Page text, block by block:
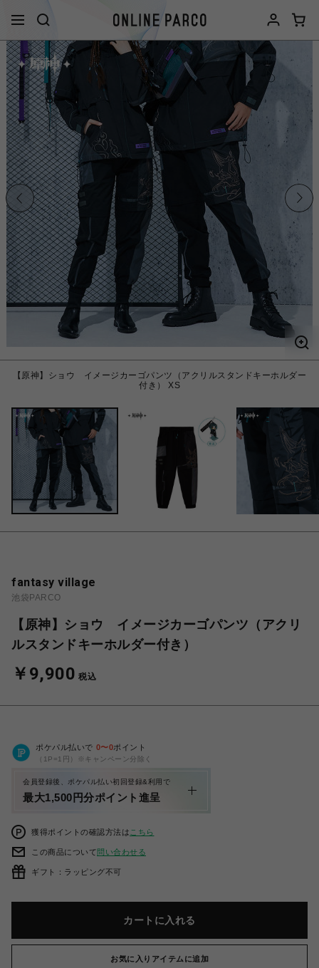
【原神】ショウ イメージカーゴパンツ（アクリルスタンドキーホルダー
付き） XS
fantasy village
池袋PARCO
【原神】ショウ イメージカーゴパンツ（アクリ
ルスタンドキーホルダー付き）
￥9,900 税込
ポケパル払いで 0〜0ポイント
（1P=1円）※キャンペーン分除く
会員登録後、ポケパル払い初回登録&利用で
最大1,500円分ポイント進呈
獲得ポイントの確認方法は こちら
この商品について問い合わせる
ギフト：ラッピング不可
カートに入れる
お気に入りアイテムに追加